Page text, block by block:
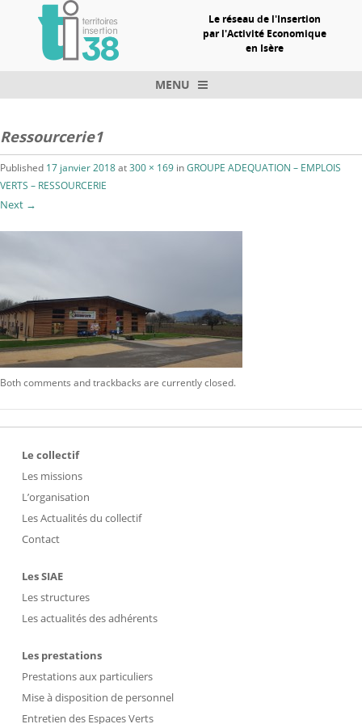
Le réseau de l'Insertion
par l'Activité Economique
en Isère
MENU
Ressourcerie1
Published 17 janvier 2018at300 × 169 inGROUPE ADEQUATION – EMPLOIS
VERTS – RESSOURCERIE
Next →
Both comments and trackbacks are currently closed.
Le collectif
Les missions
L’organisation
Les Actualités du collectif
Contact
Les SIAE
Les structures
Les actualités des adhérents
Les prestations
Prestations aux particuliers
Mise à disposition de personnel
Entretien des Espaces Verts